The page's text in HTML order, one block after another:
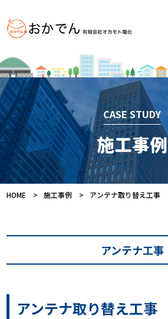
CASE STUDY
施工事例
HOME 施工事例 アンテナ取り替え工事
アンテナ工事
アンテナ取り替え工事